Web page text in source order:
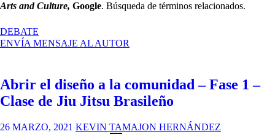
Arts and Culture, Google. Búsqueda de términos relacionados.
DEBATE
COMPRENDER
LOS
QUE
CUIDAN.
ENVÍA MENSAJE AL AUTOR
Abrir el diseño a la comunidad – Fase 1 –
Clase de Jiu Jitsu Brasileño
26 MARZO, 2021 KEVIN TAMAJON HERNÁNDEZ